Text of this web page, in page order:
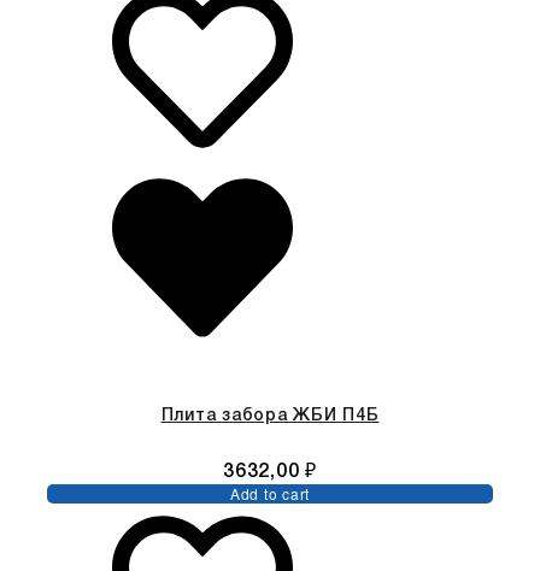
Плита забора ЖБИ П4Б
3632,00₽
Add to cart